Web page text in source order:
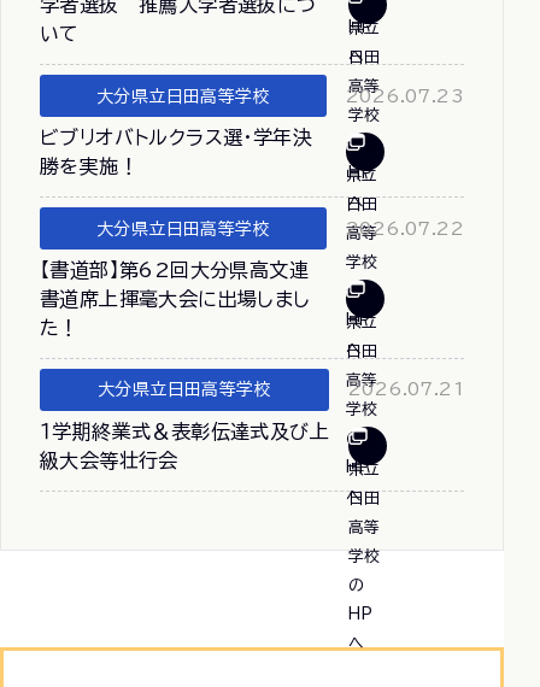
学者選抜 推薦入学者選抜につ
いて
大分県立日田高等学校 2026.07.23
ビブリオバトルクラス選・学年決
勝を実施！
大分県立日田高等学校 2026.07.22
【書道部】第62回大分県高文連
書道席上揮毫大会に出場しまし
た！
大分県立日田高等学校 2026.07.21
１学期終業式＆表彰伝達式及び上
級大会等壮行会